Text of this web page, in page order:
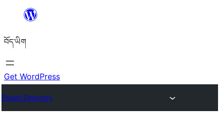
content
བོད་ཡིག
Get WordPress
Plugin Directory